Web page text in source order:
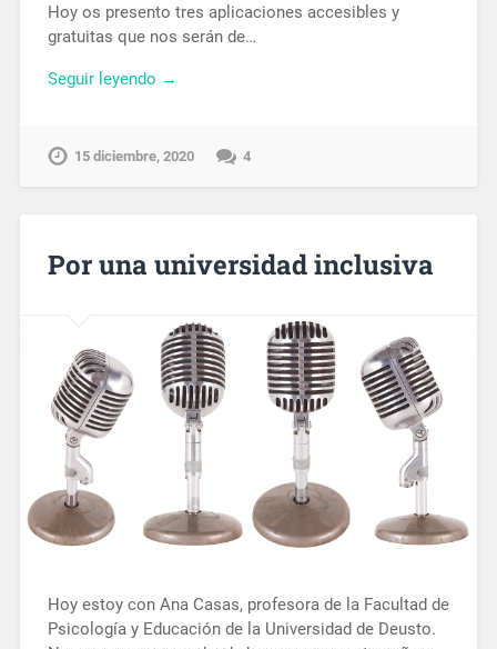
Hoy os presento tres aplicaciones accesibles y
gratuitas que nos serán de…
Seguir leyendo →
15 diciembre, 2020 4
Por una universidad inclusiva
Hoy estoy con Ana Casas, profesora de la Facultad de
Psicología y Educación de la Universidad de Deusto.